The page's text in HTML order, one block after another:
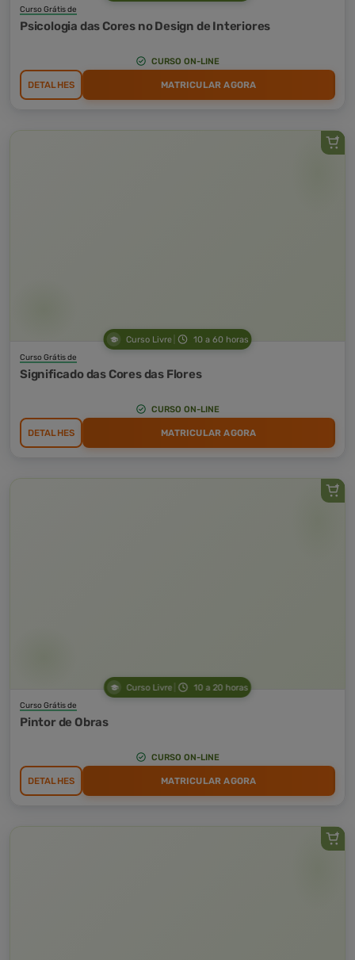
Curso Grátis de
Psicologia das Cores no Design de Interiores
CURSO ON-LINE
DETALHES MATRICULAR AGORA
Curso Livre 10 a 60 horas
Curso Grátis de
Significado das Cores das Flores
CURSO ON-LINE
DETALHES MATRICULAR AGORA
Curso Livre 10 a 20 horas
Curso Grátis de
Pintor de Obras
CURSO ON-LINE
DETALHES MATRICULAR AGORA